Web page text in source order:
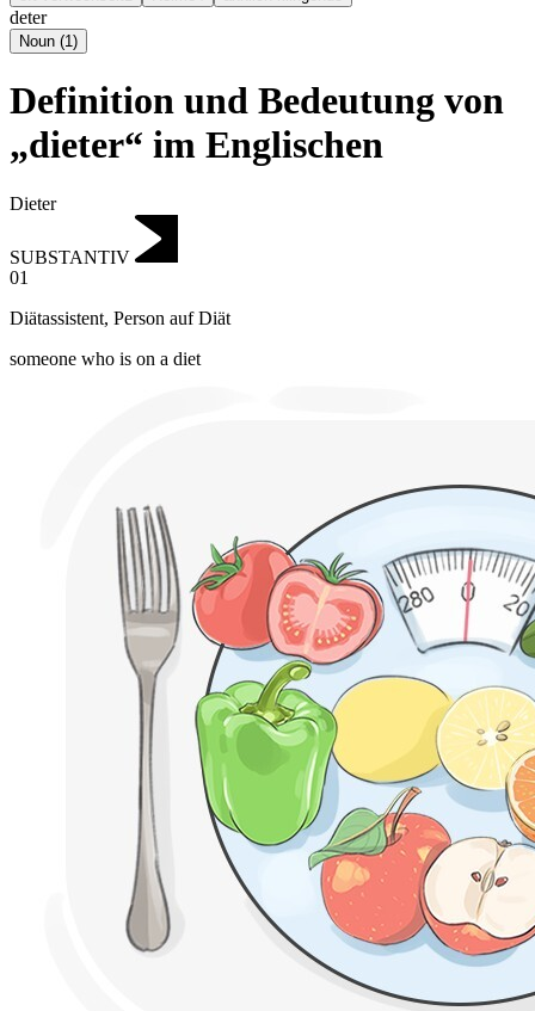
deter
Noun (1)
Definition und Bedeutung von
„dieter“ im Englischen
Dieter
SUBSTANTIV
01
Diätassistent, Person auf Diät
someone who is on a diet